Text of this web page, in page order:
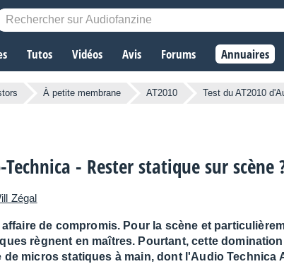
Tutos Vidéos Avis Forums Annuaires
À petite membrane AT2010 Test du AT2010
- Rester statique sur scène
Zégal
de compromis. Pour la scène et
règnent en maîtres. Pourtant, cette
de micros statiques à main, dont l'Audio Technica